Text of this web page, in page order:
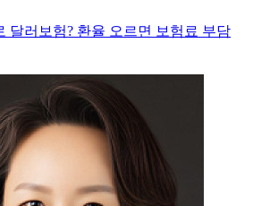
달러보험? 환율 오르면 보험료 부담